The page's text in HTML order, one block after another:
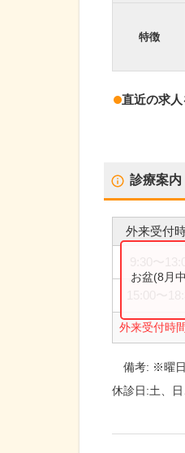
特徴
直近の求
診療案内
外来受付
外来受付時
お盆(8月
備考: ※曜
休診日:土、